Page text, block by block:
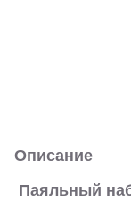
Описание
Паяльный